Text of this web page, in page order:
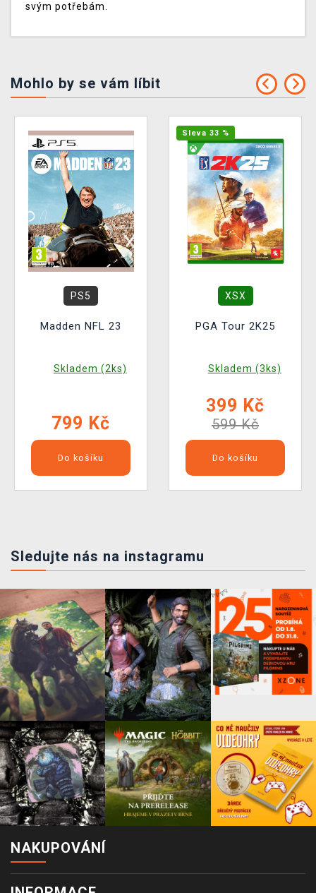
svým potřebám.
Mohlo by se vám líbit
PS5
Madden NFL 23
Skladem (2ks)
799 Kč
Do košíku
Sleva 33 %
XSX
PGA Tour 2K25
Skladem (3ks)
399 Kč
599 Kč
Do košíku
Sledujte nás na instagramu
NAKUPOVÁNÍ